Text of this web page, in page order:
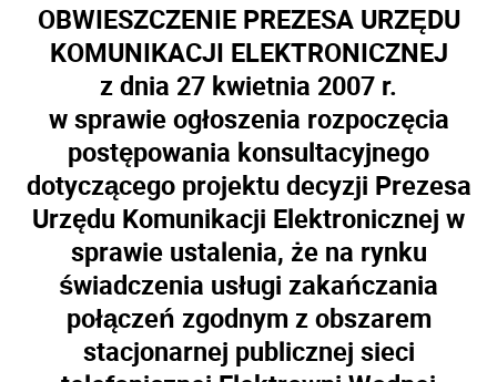
OBWIESZCZENIE PREZESA URZĘDU
KOMUNIKACJI ELEKTRONICZNEJ
z dnia 27 kwietnia 2007 r.
w sprawie ogłoszenia rozpoczęcia
postępowania konsultacyjnego
dotyczącego projektu decyzji Prezesa
Urzędu Komunikacji Elektronicznej w
sprawie ustalenia, że na rynku
świadczenia usługi zakańczania
połączeń zgodnym z obszarem
stacjonarnej publicznej sieci